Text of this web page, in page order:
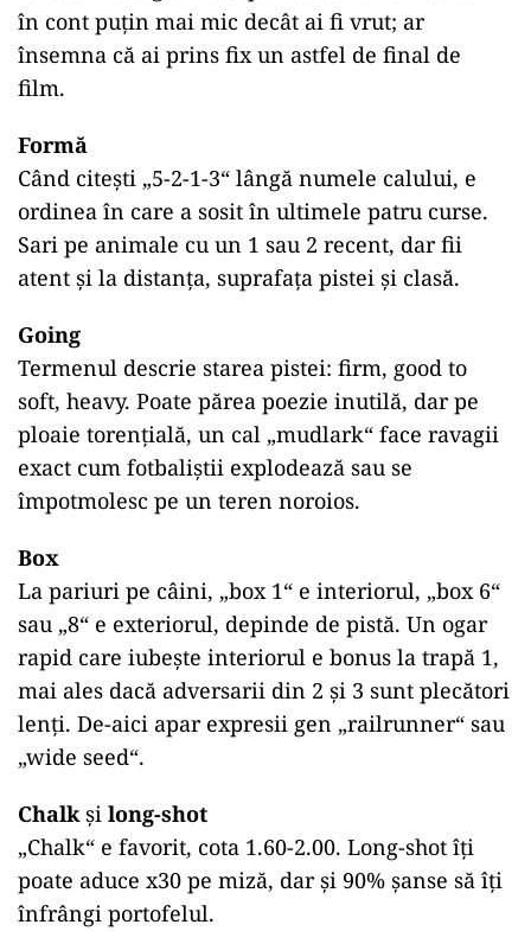
în cont puțin mai mic decât ai fi vrut; ar
însemna că ai prins fix un astfel de final de
film.
Formă
Când citești „5-2-1-3“ lângă numele calului, e
ordinea în care a sosit în ultimele patru curse.
Sari pe animale cu un 1 sau 2 recent, dar fii
atent și la distanța, suprafața pistei și clasă.
Going
Termenul descrie starea pistei: firm, good to
soft, heavy. Poate părea poezie inutilă, dar pe
ploaie torențială, un cal „mudlark“ face ravagii
exact cum fotbaliștii explodează sau se
împotmolesc pe un teren noroios.
Box
La pariuri pe câini, „box 1“ e interiorul, „box 6“
sau „8“ e exteriorul, depinde de pistă. Un ogar
rapid care iubește interiorul e bonus la trapă 1,
mai ales dacă adversarii din 2 și 3 sunt plecători
lenți. De-aici apar expresii gen „railrunner“ sau
„wide seed“.
Chalkși long-shot
„Chalk“ e favorit, cota 1.60-2.00. Long-shot îți
poate aduce x30 pe miză, dar și 90% șanse să îți
înfrângi portofelul.